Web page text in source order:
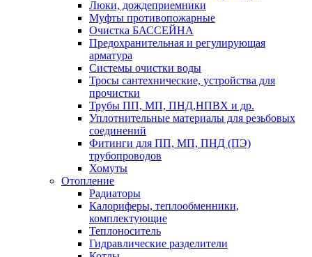
Люки, дождеприемники
Муфты противопожарные
Очистка БАССЕЙНА
Предохранительная и регулирующая
арматура
Системы очистки воды
Тросы сантехнические, устройства для
прочистки
Трубы ПП, МП, ПНД,НПВХ и др.
Уплотнительные материалы для резьбовых
соединений
Фитинги для ПП, МП, ПНД (ПЭ)
трубопроводов
Хомуты
Отопление
Радиаторы
Калориферы, теплообменники,
комплектующие
Теплоноситель
Гидравлические разделители